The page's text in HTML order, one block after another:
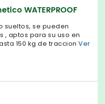
WATERPROOF
sueltos, se pueden
, aptos para su uso en
150 kg de traccion Ver